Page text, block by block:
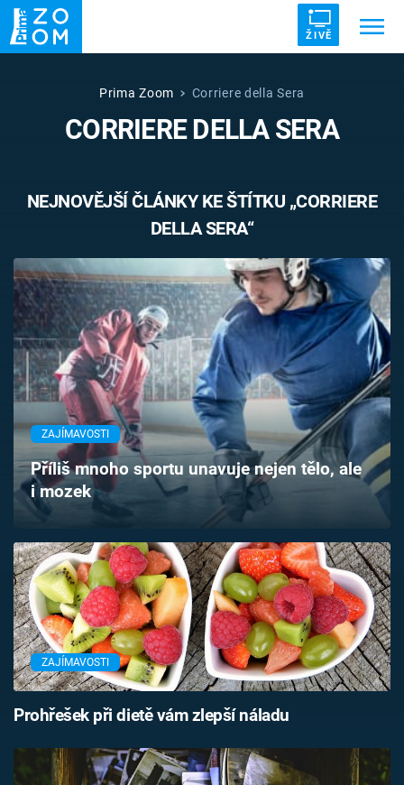
ŽIVĚ
ZRÁDCI UFO DRUHÁ SVĚTOVÁ VÁLKA
ZÁHADY VETŘELCI DÁVNOVĚKU
Témata
Pořady
TV Program
Časopis
Sledujte prima+
Sledujte nás
Prima Zoom Corriere della Sera
CORRIERE DELLA SERA
NEJNOVĚJŠÍ ČLÁNKY KE ŠTÍTKU „CORRIERE
DELLA SERA“
ZAJÍMAVOSTI
Příliš mnoho sportu unavuje nejen tělo, ale
i mozek
ZAJÍMAVOSTI
Prohřešek při dietě vám zlepší náladu